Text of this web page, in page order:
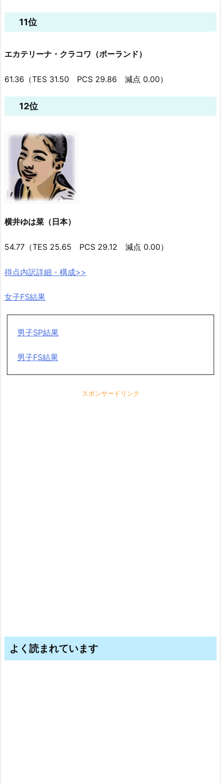
11位
エカテリーナ・クラコワ（ポーランド）
61.36（TES 31.50 PCS 29.86 減点 0.00）
12位
横井ゆは菜（日本）
54.77（TES 25.65 PCS 29.12 減点 0.00）
得点内訳詳細・構成>>
女子FS結果
男子SP結果
男子FS結果
スポンサードリンク
よく読まれています